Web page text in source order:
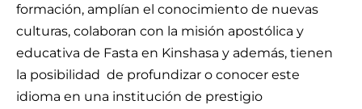
formación, amplían el conocimiento de nuevas
culturas, colaboran con la misión apostólica y
educativa de Fasta en Kinshasa y además, tienen
la posibilidad de profundizar o conocer este
idioma en una institución de prestigio